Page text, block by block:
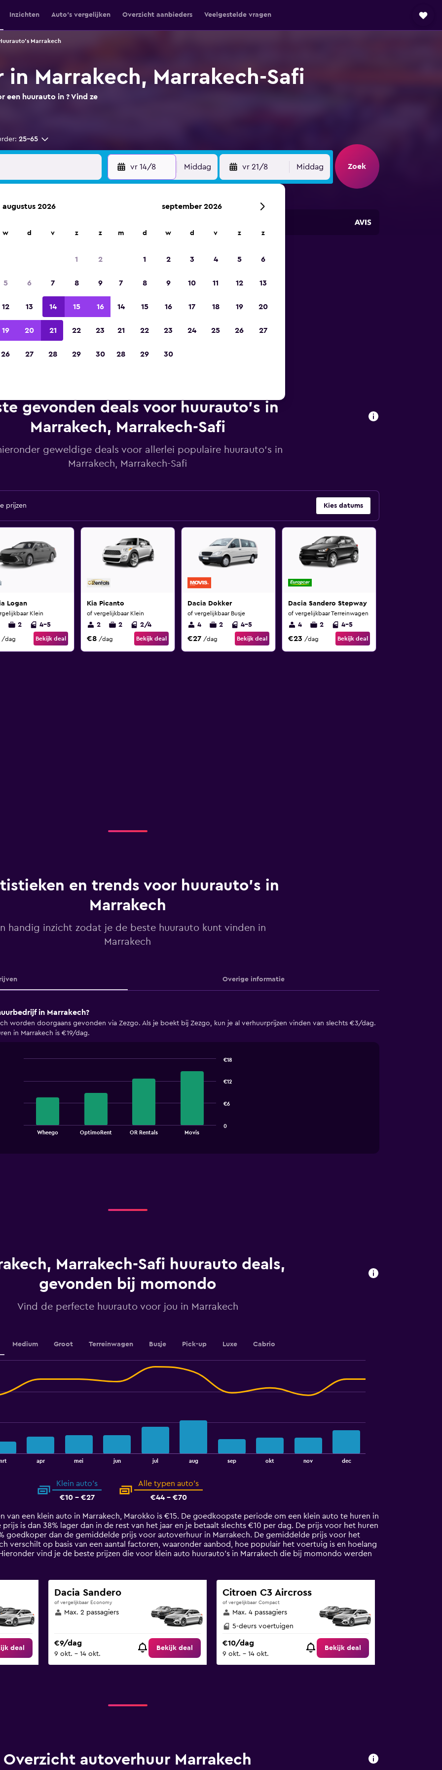
Inzichten Auto's vergelijken Overzicht aanbieders Veelgestelde vragen
Marrakech
Marrakech, Marrakech-Safi
een huurauto in ? Vind ze
25-65
vr 14/8 Middag vr 21/8 Middag Zoek
app 2023
gevonden deals voor huurauto's in
Marrakech, Marrakech-Safi
geweldige deals voor allerlei populaire huurauto's in
Marrakech, Marrakech-Safi
prijzen Kies datums
Logan
Klein
2 4-5
/dag Bekijk deal
Kia Picanto
of vergelijkbaar Klein
2 2 2/4
€8 /dag Bekijk deal
Dacia Dokker
of vergelijkbaar Busje
4 2 4-5
€27 /dag Bekijk deal
Dacia Sandero Stepway
of vergelijkbaar Terreinwagen
4 2 4-5
€23 /dag Bekijk deal
en trends voor huurauto's in
Marrakech
handig inzicht zodat je de beste huurauto kunt vinden in
Marrakech
Overige informatie
in Marrakech?
worden doorgaans gevonden via Zezgo. Als je boekt bij Zezgo, kun je al verhuurprijzen vinden van slechts €3/dag.
in Marrakech is €19/dag.
chart
Y
axis
displaying
values.
0
Wheego OptimoRent OR Rentals Movis
0
€6
€12
€18
Marrakech-Safi huurauto deals,
gevonden bij momondo
Vind de perfecte huurauto voor jou in Marrakech
Medium Groot Terreinwagen Busje Pick-up Luxe Cabrio
apr mei jun jul aug sep okt nov dec
Klein auto's
€10 - €27
Alle typen auto's
€44 - €70
van een klein auto in Marrakech, Marokko is €15. De goedkoopste periode om een klein auto te huren in
prijs is dan 38% lager dan in de rest van het jaar en je betaalt slechts €10 per dag. De prijs voor het huren
goedkoper dan de gemiddelde prijs voor autoverhuur in Marrakech. De gemiddelde prijs voor het
verschilt op basis van een aantal factoren, waaronder aanbod, hoe populair het voertuig is en hoelang
vind je de beste prijzen die voor klein auto huurauto's in Marrakech die bij momondo werden
deal
Dacia Sandero
of vergelijkbaar Economy
Max. 2 passagiers
€9/dag
9 okt. - 14 okt.
Bekijk deal
Citroen C3 Aircross
of vergelijkbaar Compact
Max. 4 passagiers
5-deurs voertuigen
€10/dag
9 okt. - 14 okt.
Bekijk deal
Overzicht autoverhuur Marrakech
augustus 2026
w d v z z
1 2
5 6 7 8 9
12 13 14 15 16
19 20 21 22 23
26 27 28 29 30
september 2026
m d w d v z z
1 2 3 4 5 6
7 8 9 10 11 12 13
14 15 16 17 18 19 20
21 22 23 24 25 26 27
28 29 30